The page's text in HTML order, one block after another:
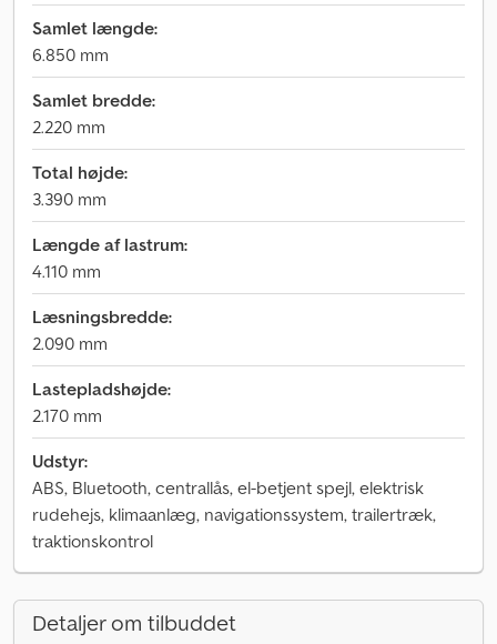
Samlet længde:
6.850 mm
Samlet bredde:
2.220 mm
Total højde:
3.390 mm
Længde af lastrum:
4.110 mm
Læsningsbredde:
2.090 mm
Lastepladshøjde:
2.170 mm
Udstyr:
ABS, Bluetooth, centrallås, el-betjent spejl, elektrisk
rudehejs, klimaanlæg, navigationssystem, trailertræk,
traktionskontrol
Detaljer om tilbuddet